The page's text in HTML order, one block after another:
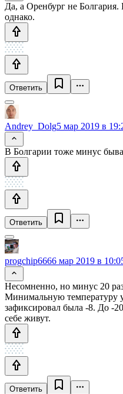
Да, а Оренбург не
однако.
Ответить
Andrey_Dolg5 мар 2019 в
В Болгарии тоже минус
Ответить
progchip6666 мар 2019 в
Несомненно, но минус 20
Минимальную температуру
зафиксировал была -8. До -
себе живут.
Ответить